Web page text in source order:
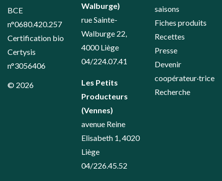
BCE
n°0680.420.257
Certification bio
Certysis
n°3056406
© 2026
Walburge)
rue Sainte-
Walburge 22,
4000 Liège
04/224.07.41
Les Petits
Producteurs
(Vennes)
avenue Reine
Elisabeth 1, 4020
Liège
04/226.45.52
saisons
Fiches produits
Recettes
Presse
Devenir
coopérateur·trice
Recherche